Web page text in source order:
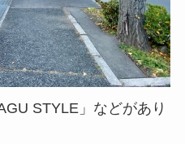
STYLE」などがあり